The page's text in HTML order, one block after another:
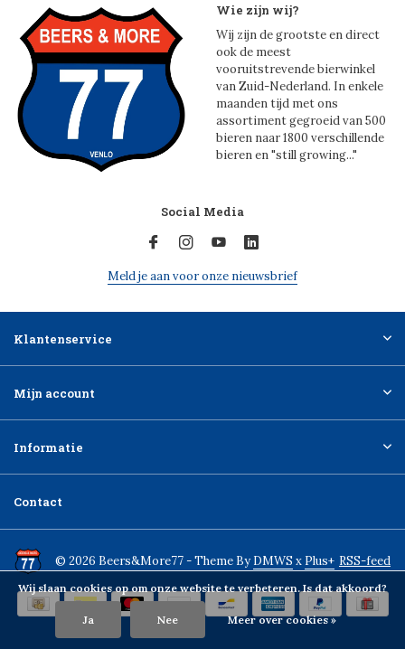
Wie zijn wij?
Wij zijn de grootste en direct
ook de meest
vooruitstrevende bierwinkel
van Zuid-Nederland. In enkele
maanden tijd met ons
assortiment gegroeid van 500
bieren naar 1800 verschillende
bieren en "still growing..."
Social Media
Meld je aan voor onze nieuwsbrief
Klantenservice
Mijn account
Informatie
Contact
© 2026 Beers&More77 - Theme ByDMWS x Plus+ RSS-feed
Wij slaan cookies op om onze website te verbeteren. Is dat akkoord?
Ja Nee Meer over cookies »